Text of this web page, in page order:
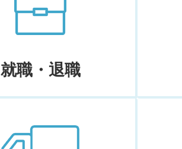
就職・退職